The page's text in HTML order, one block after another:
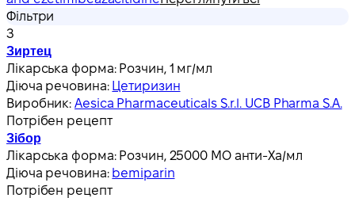
Фільтри
З
Зиртец
Лікарська форма: Розчин, 1 мг/мл
Діюча речовина: Цетиризин
Виробник:Aesica Pharmaceuticals S.r.l. UCB Pharma S.A.
Потрібен рецепт
Зібор
Лікарська форма: Розчин, 25000 МО анти-Ха/мл
Діюча речовина: bemiparin
Потрібен рецепт